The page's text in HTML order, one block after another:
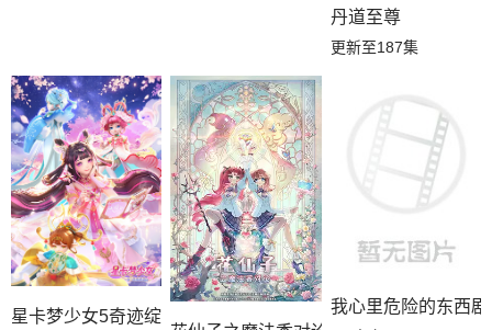
丹道至尊
更新至187集
星卡梦少女5奇迹绽放
我心里危险的东西剧